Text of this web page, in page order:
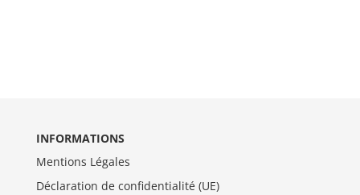
INFORMATIONS
Mentions Légales
Déclaration de confidentialité (UE)